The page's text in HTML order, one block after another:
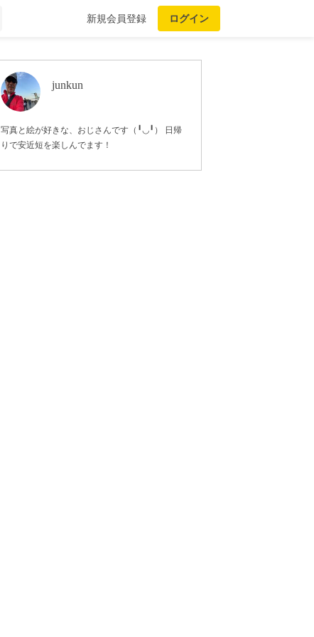
新規会員登録 ログイン
junkun
写真と絵が好きな、おじさんです（╹◡╹） 日帰
りで安近短を楽しんでます！